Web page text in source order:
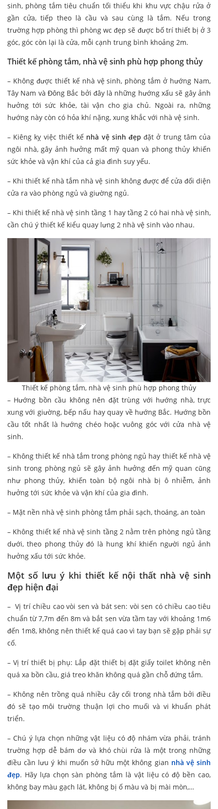
sinh, phòng tắm tiêu chuẩn tối thiểu khi khu vực chậu rửa ở
gần cửa, tiếp theo là cầu và sau cùng là tắm. Nếu trong
trường hợp phòng thì phòng wc đẹp sẽ được bố trí thiết bị ở 3
góc, góc còn lại là cửa, mỗi cạnh trung bình khoảng 2m.
Thiết kế phòng tắm, nhà vệ sinh phù hợp phong thủy
– Không được thiết kế nhà vệ sinh, phòng tắm ở hướng Nam,
Tây Nam và Đông Bắc bởi đây là những hướng xấu sẽ gây ảnh
hưởng tới sức khỏe, tài vận cho gia chủ. Ngoài ra, những
hướng này còn có hỏa khí nặng, xung khắc với nhà vệ sinh.
– Kiêng kỵ việc thiết kế nhà vệ sinh đẹp đặt ở trung tâm của
ngôi nhà, gây ảnh hưởng mất mỹ quan và phong thủy khiến
sức khỏe và vận khí của cả gia đình suy yếu.
– Khi thiết kế nhà tắm nhà vệ sinh không được để cửa đối diện
cửa ra vào phòng ngủ và giường ngủ.
– Khi thiết kế nhà vệ sinh tầng 1 hay tầng 2 có hai nhà vệ sinh,
cần chú ý thiết kế kiểu quay lưng 2 nhà vệ sinh vào nhau.
Thiết kế phòng tắm, nhà vệ sinh phù hợp phong thủy
– Hướng bồn cầu không nên đặt trùng với hướng nhà, trực
xung với giường, bếp nấu hay quay về hướng Bắc. Hướng bồn
cầu tốt nhất là hướng chéo hoặc vuông góc với cửa nhà vệ
sinh.
– Không thiết kế nhà tắm trong phòng ngủ hay thiết kế nhà vệ
sinh trong phòng ngủ sẽ gây ảnh hưởng đến mỹ quan cũng
như phong thủy, khiến toàn bộ ngôi nhà bị ô nhiễm, ảnh
hưởng tới sức khỏe và vận khí của gia đình.
– Mặt nền nhà vệ sinh phòng tắm phải sạch, thoáng, an toàn
– Không thiết kế nhà vệ sinh tầng 2 nằm trên phòng ngủ tầng
dưới, theo phong thủy đó là hung khí khiến người ngủ ảnh
hưởng xấu tới sức khỏe.
Một số lưu ý khi thiết kế nội thất nhà vệ sinh
đẹp hiện đại
– Vị trí chiều cao vòi sen và bát sen: vòi sen có chiều cao tiêu
chuẩn từ 7,7m đến 8m và bắt sen vừa tầm tay với khoảng 1m6
đến 1m8, không nên thiết kế quá cao vì tay bạn sẽ gặp phải sự
cố.
– Vị trí thiết bị phụ: Lắp đặt thiết bị đặt giấy toilet không nên
quá xa bồn cầu, giá treo khăn không quá gần chỗ đứng tắm.
– Không nên trồng quá nhiều cây cối trong nhà tắm bởi điều
đó sẽ tạo môi trường thuận lợi cho muối và vi khuẩn phát
triển.
– Chú ý lựa chọn những vật liệu có độ nhám vừa phải, tránh
trường hợp dễ bám dơ và khó chùi rửa là một trong những
điều cần lưu ý khi muốn sở hữu một không gian nhà vệ sinh
đẹp. Hãy lựa chọn sàn phòng tắm là vật liệu có độ bền cao,
không bay màu gạch lát, không bị ố màu và bị mài mòn,…